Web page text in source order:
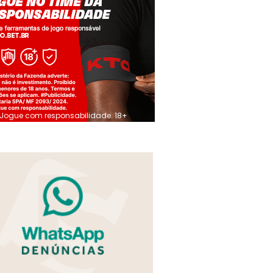
Jogue com responsabilidade. 18+